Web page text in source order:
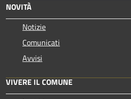
NOVITÀ
Notizie
Comunicati
Avvisi
VIVERE IL COMUNE